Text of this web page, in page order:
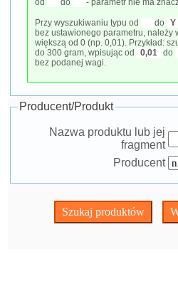
od
do - parametr nie ma
Przy wyszukiwaniu typu od do Y
bez ustawionego parametru, należy
większą od 0 (np. 0,01). Przykład:
do 300 gram, wpisując od
0,01 do
bez podanej wagi.
Producent/Produkt
Nazwa produktu lub jej
fragment
Producent